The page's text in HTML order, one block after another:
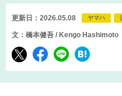
更新日：2026.05.08 ヤマハ
文：橋本健吾 / Kengo Hashimoto